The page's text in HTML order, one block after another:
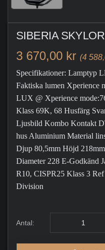
SIBERIA
3 670,00 kr (4
Specifikationer: Lamptyp
Faktiska lumen Xperience
LUX @ Xperience
Klass 69K, 68 Husfärg
Ljusbild Kombo Kontakt
hus Aluminium Material
Djup 80,5mm Höjd
Diameter 228 E-Godkänd
R10, CISPR25 Klass 3
Division
Antal: